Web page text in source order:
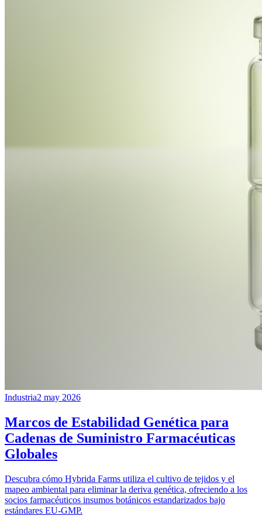
Industria2 may 2026
Marcos de Estabilidad Genética para
Cadenas de Suministro Farmacéuticas
Globales
Descubra cómo Hybrida Farms utiliza el cultivo de tejidos y el
mapeo ambiental para eliminar la deriva genética, ofreciendo a los
socios farmacéuticos insumos botánicos estandarizados bajo
estándares EU-GMP.